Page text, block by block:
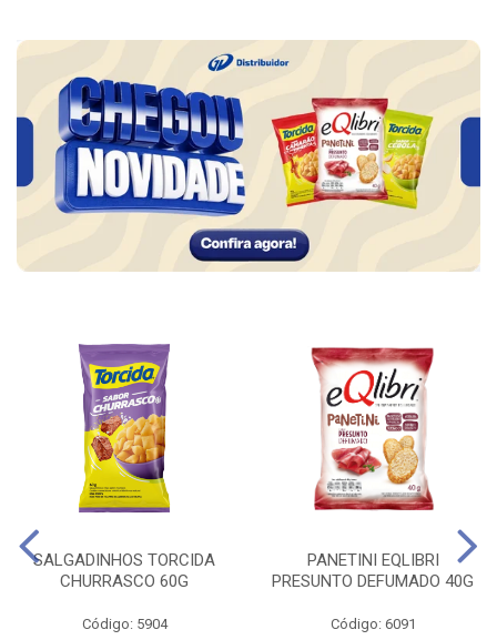
SALGADINHOS TORCIDA
CHURRASCO 60G
Código: 5904
PANETINI EQLIBRI
PRESUNTO DEFUMADO 40G
Código: 6091